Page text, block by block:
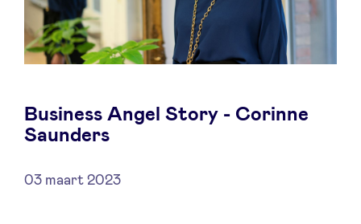
Portfolio
Agenda
Over ons
Business Angel Story - Corinne
Saunders
03 maart 2023